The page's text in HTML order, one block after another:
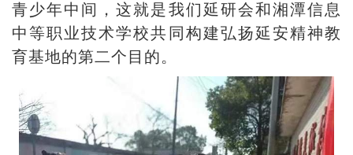
青少年中间，这就是我们延研会和湘潭信息
中等职业技术学校共同构建弘扬延安精神教
育基地的第二个目的。